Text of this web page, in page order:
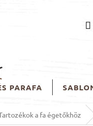
PARAFA
a fa égetőkhöz